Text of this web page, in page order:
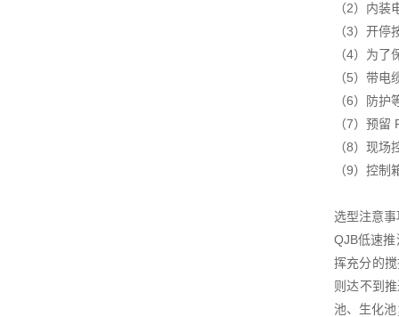
（2）内
（3）开
（4）为
（5）带电
（6）防护
（7）预
（8）现
（9）控
选型注意事
QJB低速
挥充分的
则达不到
池、生化